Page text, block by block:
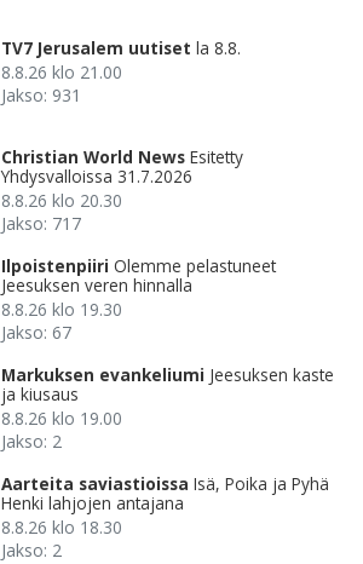
TV7 Jerusalem uutiset la 8.8.
8.8.26 klo 21.00
Jakso: 931
Christian World News Esitetty
Yhdysvalloissa 31.7.2026
8.8.26 klo 20.30
Jakso: 717
Ilpoistenpiiri Olemme pelastuneet
Jeesuksen veren hinnalla
8.8.26 klo 19.30
Jakso: 67
Markuksen evankeliumi Jeesuksen kaste
ja kiusaus
8.8.26 klo 19.00
Jakso: 2
Aarteita saviastioissa Isä, Poika ja Pyhä
Henki lahjojen antajana
8.8.26 klo 18.30
Jakso: 2